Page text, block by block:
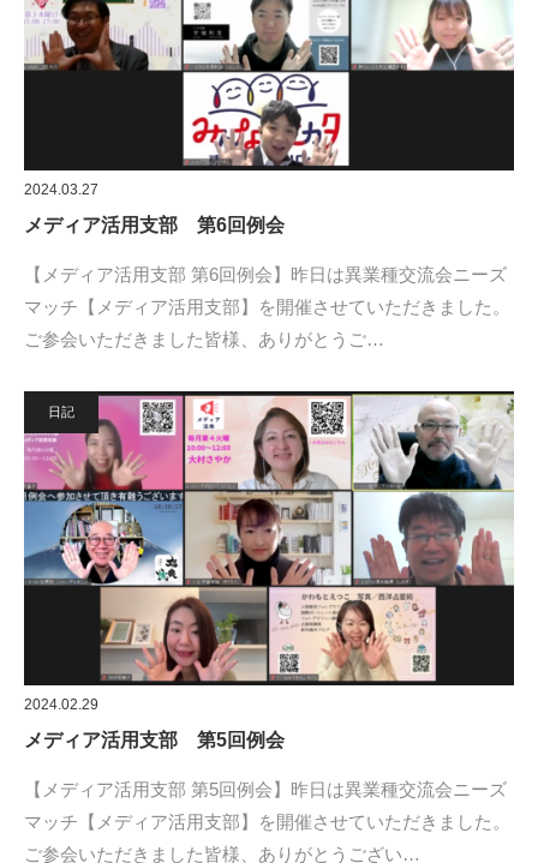
2024.03.27
メディア活用支部 第6回例会
【メディア活用支部 第6回例会】昨日は異業種交流会ニーズ
マッチ【メディア活用支部】を開催させていただきました。
ご参会いただきました皆様、ありがとうご…
日記
2024.02.29
メディア活用支部 第5回例会
【メディア活用支部 第5回例会】昨日は異業種交流会ニーズ
マッチ【メディア活用支部】を開催させていただきました。
ご参会いただきました皆様、ありがとうござい…